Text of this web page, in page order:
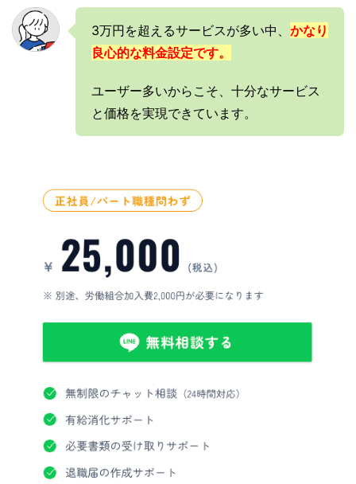
3万円を超えるサービスが多い中、 かなり
良心的な料金設定です。
ユーザー多いからこそ、十分なサービス
と価格を実現できています。